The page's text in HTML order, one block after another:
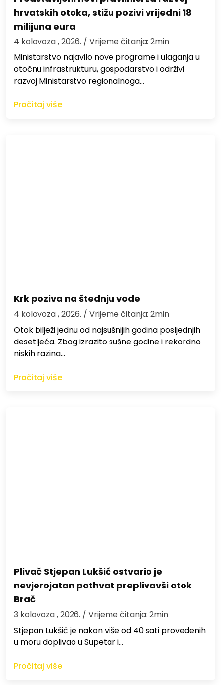
hrvatskih otoka, stižu pozivi vrijedni 18
milijuna eura
4 kolovoza , 2026. / Vrijeme čitanja: 2min
Ministarstvo najavilo nove programe i ulaganja u
otočnu infrastrukturu, gospodarstvo i održivi
razvoj Ministarstvo regionalnoga…
Pročitaj više
Krk poziva na štednju vode
4 kolovoza , 2026. / Vrijeme čitanja: 2min
Otok bilježi jednu od najsušnijih godina posljednjih
desetljeća. Zbog izrazito sušne godine i rekordno
niskih razina…
Pročitaj više
Plivač Stjepan Lukšić ostvario je
nevjerojatan pothvat preplivavši otok
Brač
3 kolovoza , 2026. / Vrijeme čitanja: 2min
St​jepan Lukšić je nakon više od 40 sati provedenih
u moru doplivao u Supetar i…
Pročitaj više